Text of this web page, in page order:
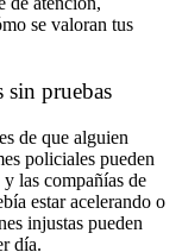
se valoran tus
sin pruebas
de que alguien
policiales pueden
y las compañías de
estar acelerando o
injustas pueden
día.